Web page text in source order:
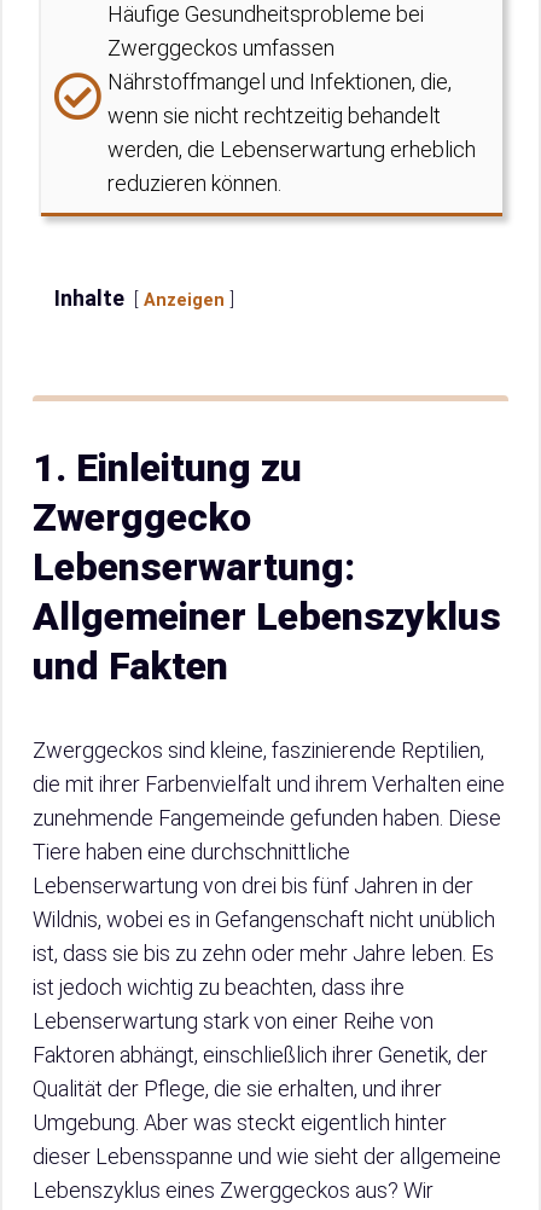
Häufige Gesundheitsprobleme bei
Zwerggeckos umfassen
Nährstoffmangel und Infektionen, die,
wenn sie nicht rechtzeitig behandelt
werden, die Lebenserwartung erheblich
reduzieren können.
Inhalte Anzeigen
1. Einleitung zu
Zwerggecko
Lebenserwartung:
Allgemeiner Lebenszyklus
und Fakten
Zwerggeckos sind kleine, faszinierende Reptilien,
die mit ihrer Farbenvielfalt und ihrem Verhalten eine
zunehmende Fangemeinde gefunden haben. Diese
Tiere haben eine durchschnittliche
Lebenserwartung von drei bis fünf Jahren in der
Wildnis, wobei es in Gefangenschaft nicht unüblich
ist, dass sie bis zu zehn oder mehr Jahre leben. Es
ist jedoch wichtig zu beachten, dass ihre
Lebenserwartung stark von einer Reihe von
Faktoren abhängt, einschließlich ihrer Genetik, der
Qualität der Pflege, die sie erhalten, und ihrer
Umgebung. Aber was steckt eigentlich hinter
dieser Lebensspanne und wie sieht der allgemeine
Lebenszyklus eines Zwerggeckos aus? Wir